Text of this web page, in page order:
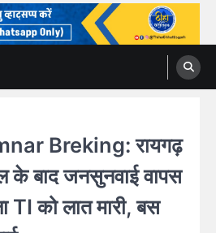
Chhattisgarh
जन के
Breking: रायगढ़
के बाद जनसुनवाई वापस
TI को लात मारी, बस